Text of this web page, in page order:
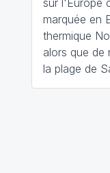
marquée en
thermique
alors que de
la plage de